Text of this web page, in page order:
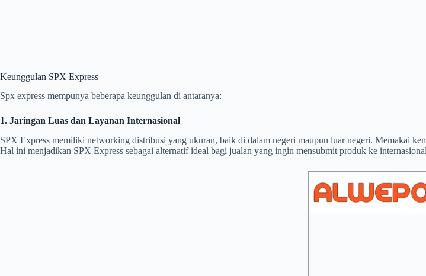
Keunggulan SPX Express
Spx express mempunya beberapa keunggulan di antaranya:
1. Jaringan Luas dan Layanan Internasional
SPX Express memiliki networking distribusi yang ukuran, baik di dalam negeri maupun luar negeri. Memakai
Hal ini menjadikan SPX Express sebagai alternatif ideal bagi jualan yang ingin mensubmit produk ke